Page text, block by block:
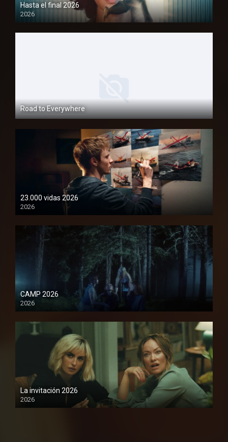
Hasta el final 2026
2026
1080P
Road to Everywhere
1080P
23.000 vidas 2026
2026
1080P
CAMP 2026
2026
1080P
La invitación 2026
2026
1080P